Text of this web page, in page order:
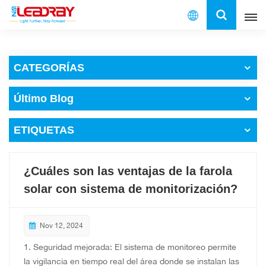
Español
中文
CATEGORÍAS
Último Blog
ETIQUETAS
¿Cuáles son las ventajas de la farola
solar con sistema de monitorización?
Nov 12, 2024
1. Seguridad mejorada: El sistema de monitoreo permite
la vigilancia en tiempo real del área donde se instalan las